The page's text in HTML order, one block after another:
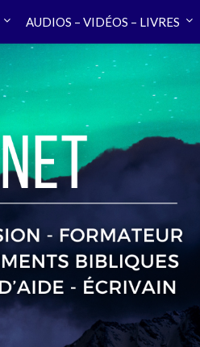
AUDIOS – VIDÉOS – LIVRES